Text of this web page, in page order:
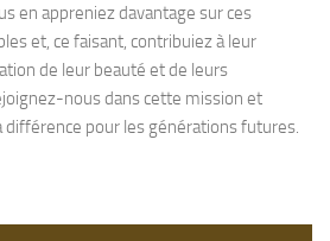
en appreniez davantage sur ces
et, ce faisant, contribuiez à leur
de leur beauté et de leurs
nous dans cette mission et
pour les générations futures.